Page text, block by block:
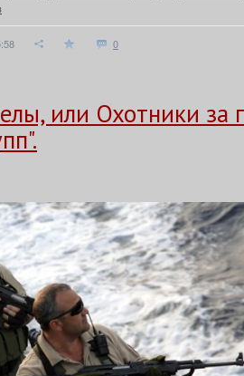
0
или Охотники за